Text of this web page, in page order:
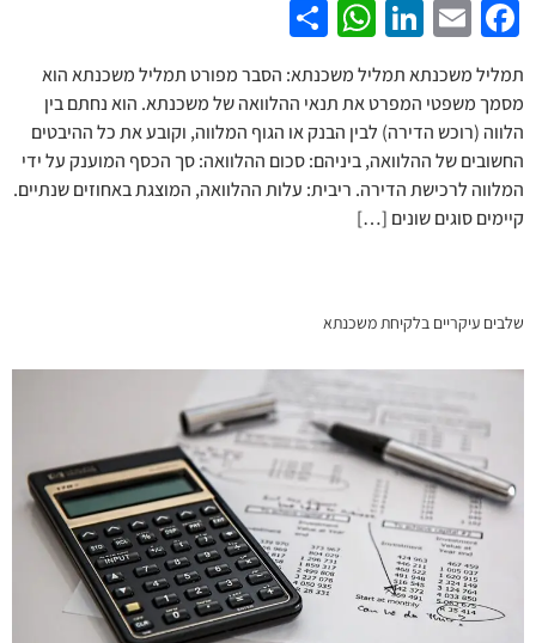
Facebook
Email
LinkedIn
WhatsApp
תמליל משכנתא תמליל משכנתא: הסבר מפורט תמליל משכנתא הוא
מסמך משפטי המפרט את תנאי ההלוואה של משכנתא. הוא נחתם בין
הלווה (רוכש הדירה) לבין הבנק או הגוף המלווה, וקובע את כל ההיבטים
החשובים של ההלוואה, ביניהם: סכום ההלוואה: סך הכסף המוענק על ידי
המלווה לרכישת הדירה. ריבית: עלות ההלוואה, המוצגת באחוזים שנתיים.
קיימים סוגים שונים […]
שלבים עיקריים בלקיחת משכנתא